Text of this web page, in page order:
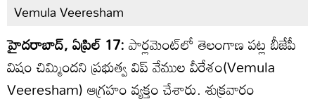
Vemula Veeresham
హైదరాబాద్, ఏప్రిల్ 17:పార్లమెంట్‌లో తెలంగాణ పట్ల బీజేపీ
విషం చిమ్మిందని ప్రభుత్వ విప్ వేముల వీరేశం(Vemula
Veeresham) ఆగ్రహం వ్యక్తం చేశారు. శుక్రవారం